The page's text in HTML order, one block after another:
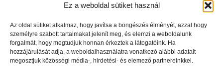
Ez a weboldal sütiket használ
Az oldal sütiket alkalmaz, hogy javítsa a böngészés élményét, azzal hogy
személyre szabott tartalmakat jelenít meg, és elemzi a weboldalunk
forgalmát, hogy megtudjuk honnan érkeztek a látogatóink. Ha
hozzájárulását adja, a weboldalhasználatra vonatkozó alábbi adatait
megosztjuk közösségi média-, hirdetési- és elemező partnereinkkel.
platform
Cég információk
Adatfeldolgozói Tájékoztató